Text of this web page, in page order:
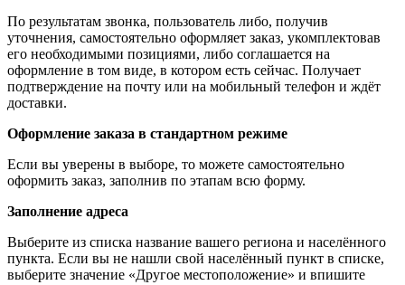
По результатам звонка, пользователь либо, получив
уточнения, самостоятельно оформляет заказ, укомплектовав
его необходимыми позициями, либо соглашается на
оформление в том виде, в котором есть сейчас. Получает
подтверждение на почту или на мобильный телефон и ждёт
доставки.
Оформление заказа в стандартном режиме
Если вы уверены в выборе, то можете самостоятельно
оформить заказ, заполнив по этапам всю форму.
Заполнение адреса
Выберите из списка название вашего региона и населённого
пункта. Если вы не нашли свой населённый пункт в списке,
выберите значение «Другое местоположение» и впишите